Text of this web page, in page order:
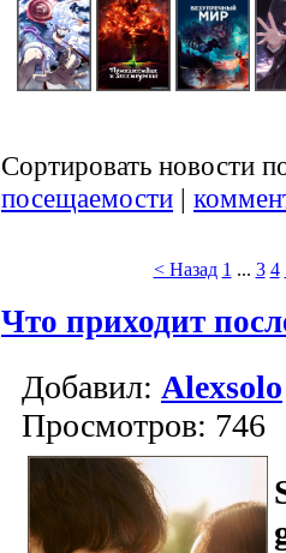
Сортировать новости
посещаемости |
< Назад 1 ... 3 4
Что приходит
Добавил: Alexsolo
Просмотров: 746